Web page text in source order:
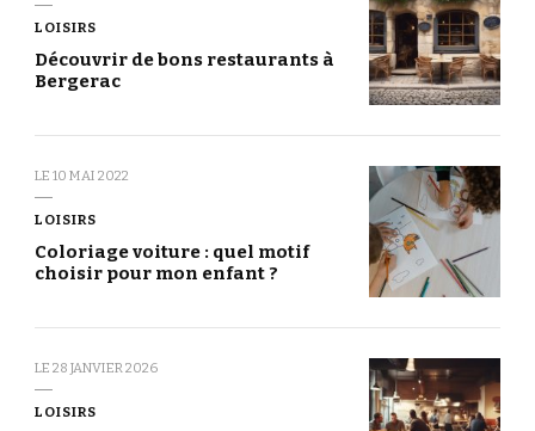
LOISIRS
Découvrir de bons restaurants à
Bergerac
LE 10 MAI 2022
LOISIRS
Coloriage voiture : quel motif
choisir pour mon enfant ?
LE 28 JANVIER 2026
LOISIRS